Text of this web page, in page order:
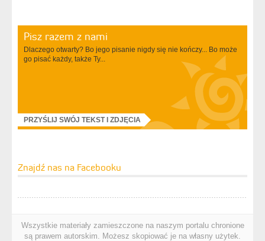
Pisz razem z nami
Dlaczego otwarty? Bo jego pisanie nigdy się nie kończy... Bo może
go pisać każdy, także Ty...
PRZYŚLIJ SWÓJ TEKST I ZDJĘCIA
Znajdź nas na Facebooku
Wszystkie materiały zamieszczone na naszym portalu chronione
są prawem autorskim. Możesz skopiować je na własny użytek.